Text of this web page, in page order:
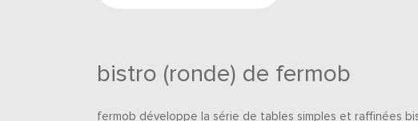
bistro (ronde) de fermob
fermob développe la série de tables simples et raffinées